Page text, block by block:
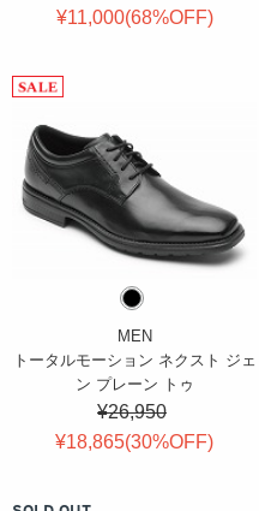
¥11,000(68%OFF)
MEN
トータルモーション ネクスト ジェ
ン プレーン トゥ
¥26,950
¥18,865(30%OFF)